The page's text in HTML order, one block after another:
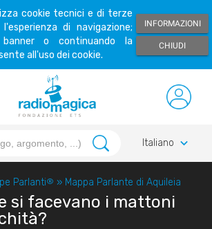
cookie tecnici e di terze
di navigazione;
o continuando la
all'uso dei cookie.
INFORMAZIONI
CHIUDI
Italiano keyboard_arrow_down
Parlanti® » Mappa Parlante di Aquileia
si facevano i mattoni